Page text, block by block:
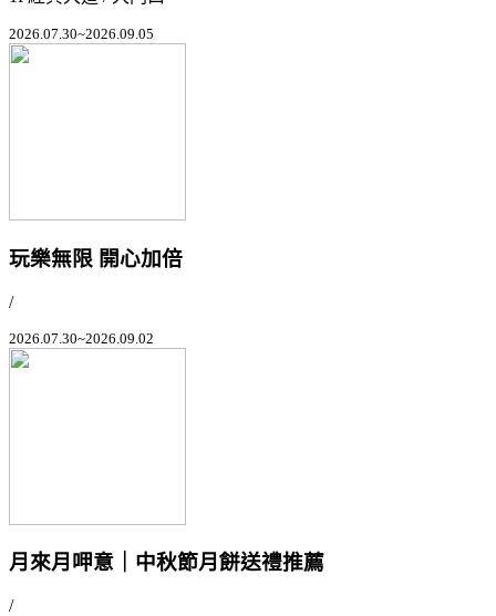
2026.07.30~2026.09.05
玩樂無限 開心加倍
/
2026.07.30~2026.09.02
月來月呷意｜中秋節月餅送禮推薦
/